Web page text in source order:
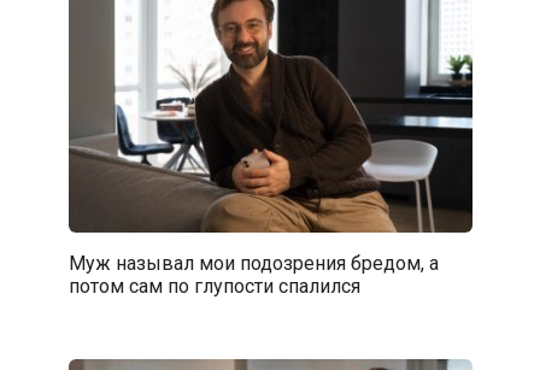
Муж называл мои подозрения бредом, а
потом сам по глупости спалился